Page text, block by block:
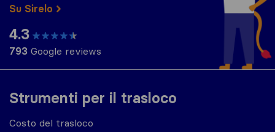
Strumenti per il trasloco
Costo del trasloco
Su Sirelo
4.3
793 Google reviews